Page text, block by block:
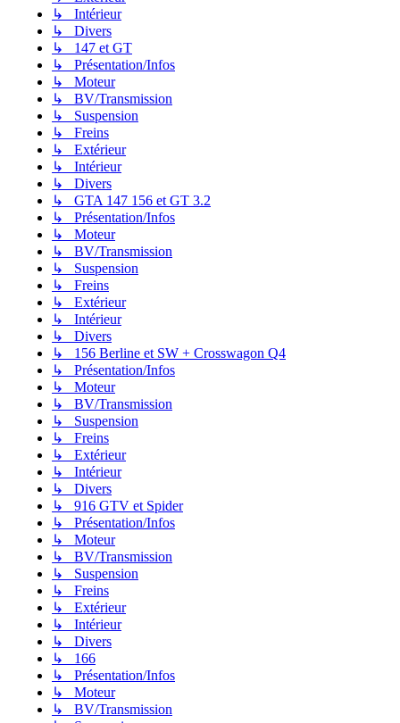
↳ Intérieur
↳ Divers
↳ 147 et GT
↳ Présentation/Infos
↳ Moteur
↳ BV/Transmission
↳ Suspension
↳ Freins
↳ Extérieur
↳ Intérieur
↳ Divers
↳ GTA 147 156 et GT 3.2
↳ Présentation/Infos
↳ Moteur
↳ BV/Transmission
↳ Suspension
↳ Freins
↳ Extérieur
↳ Intérieur
↳ Divers
↳ 156 Berline et SW + Crosswagon Q4
↳ Présentation/Infos
↳ Moteur
↳ BV/Transmission
↳ Suspension
↳ Freins
↳ Extérieur
↳ Intérieur
↳ Divers
↳ 916 GTV et Spider
↳ Présentation/Infos
↳ Moteur
↳ BV/Transmission
↳ Suspension
↳ Freins
↳ Extérieur
↳ Intérieur
↳ Divers
↳ 166
↳ Présentation/Infos
↳ Moteur
↳ BV/Transmission